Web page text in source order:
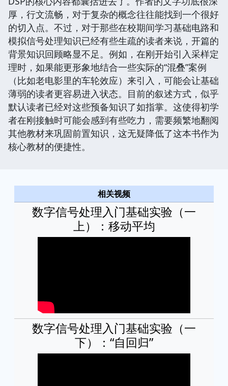
厚，行文流畅，对于复杂的概念往往能找到一个很好
的切入点。不过，对于那些在校期间学习基础电路和
模拟信号处理知识已经有些生疏的读者来说，开篇的
背景知识回顾略显不足。例如，在刚开始引入采样定
理时，如果能更形象地结合一些实际的“混叠”案例
（比如老电影里的车轮效应）来引入，可能会让基础
薄弱的读者更容易进入状态。目前的叙述方式，似乎
默认读者已经对这些预备知识了如指掌。这使得初学
者在刚接触时可能会感到有些吃力，需要频繁地翻阅
其他教材来巩固前置知识，这无疑降低了这本书作为
核心教材的便捷性。
相关视频
数字信号处理入门基础实验（一
上）：移动平均
数字信号处理入门基础实验（一
下）：“自回归”